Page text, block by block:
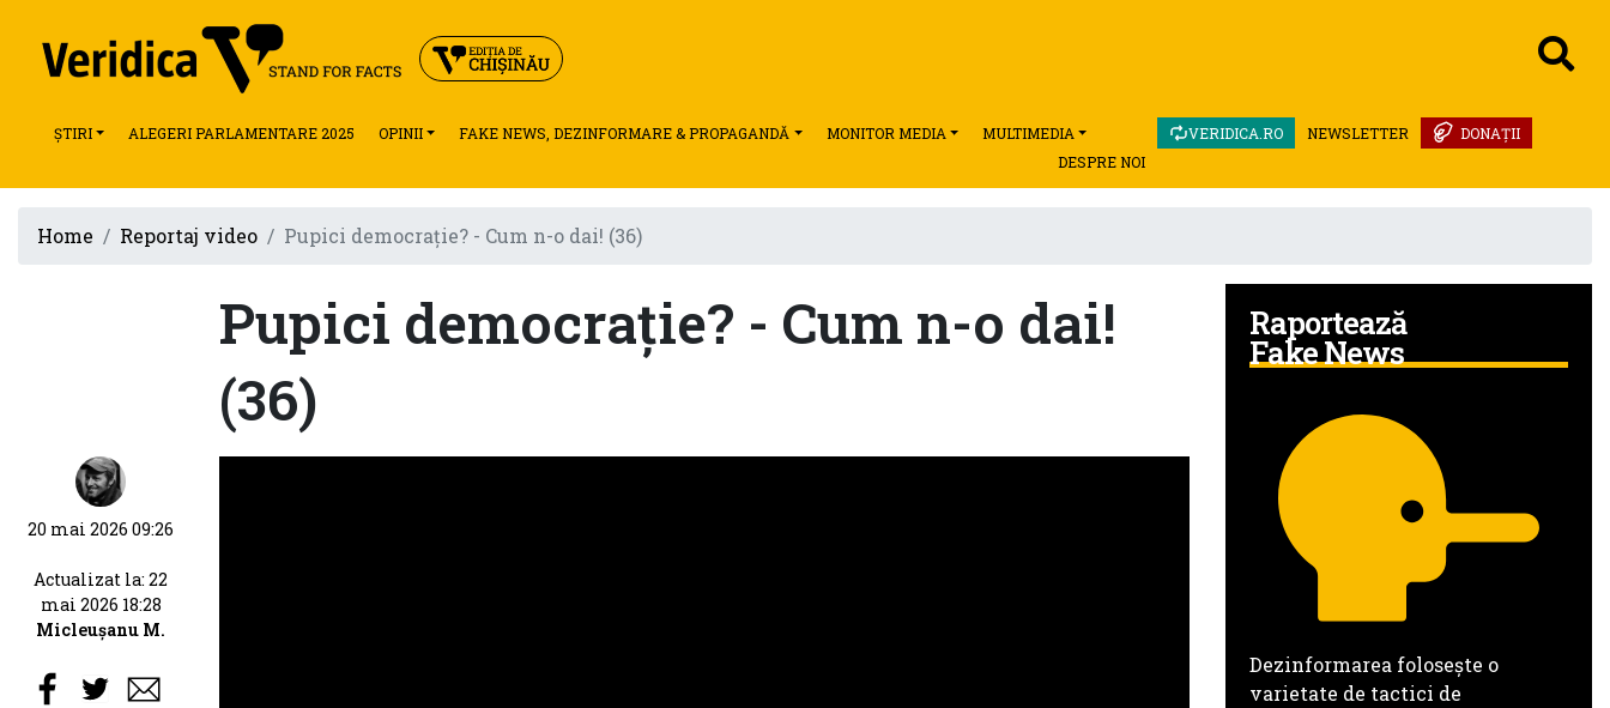
ȘTIRI ALEGERI PARLAMENTARE 2025 OPINII FAKE NEWS, DEZINFORMARE & PROPAGANDĂ MONITOR MEDIA MULTIMEDIA DONAȚII
NEWSLETTER
VERIDICA.RO
DESPRE NOI
Home Reportaj video Pupici democrație? - Cum n-o dai! (36)
Pupici democrație? - Cum n-o dai!
(36)
20 mai 2026 09:26
Actualizat la: 22
mai 2026 18:28
Micleușanu M.
Raportează
Fake News
Dezinformarea folosește o
varietate de tactici de